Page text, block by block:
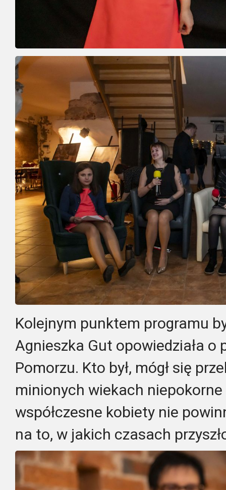
Kolejnym punktem programu
Agnieszka Gut opowiedziała o
Pomorzu. Kto był, mógł się
minionych wiekach niepokorne
współczesne kobiety nie
na to, w jakich czasach